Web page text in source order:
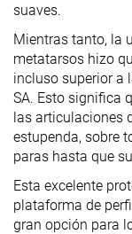
suaves.
Mientras tanto, la
metatarsos hizo
incluso superior a
SA. Esto significa
las articulaciones
estupenda, sobre
paras hasta que
Esta excelente
plataforma de
gran opción para